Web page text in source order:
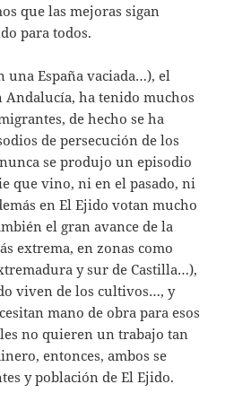
que las mejoras sigan
para todos.
una España vaciada…), el
Andalucía, ha tenido muchos
de hecho se ha
de persecución de los
se produjo un episodio
que vino, ni en el pasado, ni
en El Ejido votan mucho
el gran avance de la
extrema, en zonas como
y sur de Castilla…),
viven de los cultivos…, y
mano de obra para esos
no quieren un trabajo tan
entonces, ambos se
y población de El Ejido.